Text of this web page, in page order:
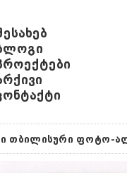
თბილისური ფოტო-